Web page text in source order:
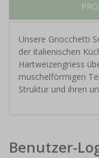
Unsere Gnocchetti
der italienischen
Hartweizengriess
muschelförmigen
Struktur und ihren
Benutzer-